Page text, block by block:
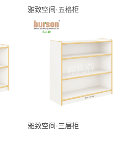
雅致空间·五格柜
雅致空间·三层柜